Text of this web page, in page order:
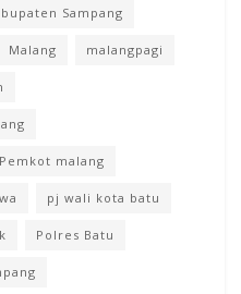
Sampang
Malang malangpagi
Pemkot malang
pj wali kota batu
Polres Batu